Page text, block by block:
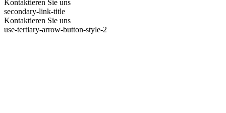
Kontaktieren Sie uns
secondary-link-title
Kontaktieren Sie uns
use-tertiary-arrow-button-style-2